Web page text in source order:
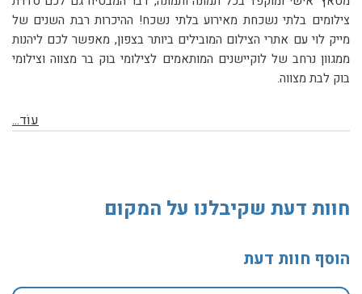
צילומים בלתי נשכחת מאירוע בלתי נשכח! ההיכרות רבת השנים של
מייק לוי עם אתרי הצילום המובילים ביותר בצפון, מאפשר לכם ליהנות
ממגוון נרחב של לוקיישנים המותאמים לצילומי בוק בר מצווה וצילומי
בוק לבת מצווה.
עוֹד...
חוות דעת שקיבלנו על המקום
הוסף חוות דעת